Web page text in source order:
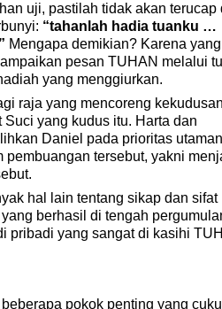
uji, pastilah tidak akan terucap
“tahanlah hadia tuanku …
Mengapa demikian? Karena yang
pesan TUHAN melalui
yang menggiurkan.
raja yang mencoreng
yang kudus itu. Harta dan
Daniel pada prioritas
tersebut, yakni
hal lain tentang sikap dan sifat
berhasil di tengah
pribadi yang sangat di kasihi
pokok penting yang